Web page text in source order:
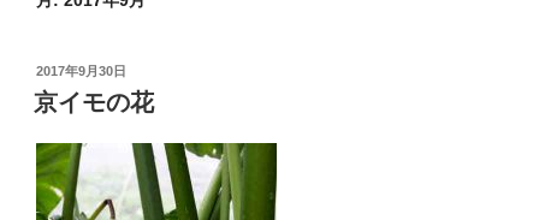
投
稿
日:
2017年9月30日
京イモの花